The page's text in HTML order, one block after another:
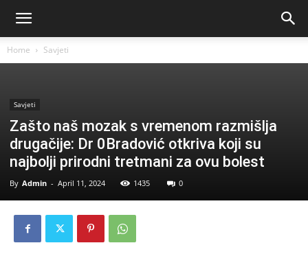
Home Savjeti
Savjeti
Zašto naš mozak s vremenom razmišlja
drugačije: Dr 0Bradović otkriva koji su
najbolji prirodni tretmani za ovu bolest
By Admin - April 11, 2024 1435 0